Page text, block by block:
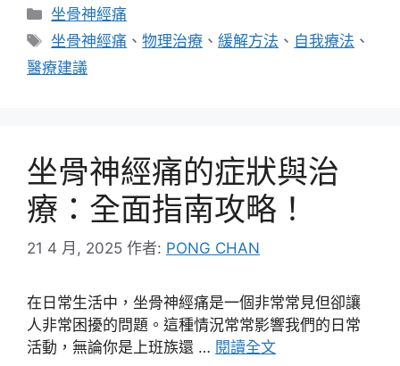
分
類
坐骨神經痛
標
籤
坐骨神經痛 、物理治療 、緩解方法 、 自我療法 、
醫療建議
坐骨神經痛的症狀與治
療：全面指南攻略！
21 4 月, 2025 作者: PONG CHAN
在日常生活中，坐骨神經痛是一個非常常見但卻讓
人非常困擾的問題。這種情況常常影響我們的日常
活動，無論你是上班族還 … 閱讀全文